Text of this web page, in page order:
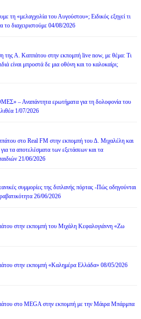
τη «μελαγχολία του Αυγούστου»; Ειδικός εξηγεί τι
το διαχειριστούμε 04/08/2026
Α. Καππάτου στην εκπομπή live now, με θέμα: Τι
είναι μπροστά δε μια οθόνη και το καλοκαίρι;
– Αναπάντητα ερωτήματα για τη δολοφονία του
1/07/2026
στο Real FM στην εκπομπή του Δ. Μιχαλέλη και
τα αποτελέσματα των εξετάσεων και τα
21/06/2026
συμμορίες της διπλανής πόρτας -Πώς οδηγούνται
26/06/2026
στην εκπομπή του Μιχάλη Κεφαλογιάννη «Ζω
στην εκπομπή «Καλημέρα Ελλάδα» 08/05/2026
στο MEGA στην εκπομπή με την Μάιρα Mπάρμπα